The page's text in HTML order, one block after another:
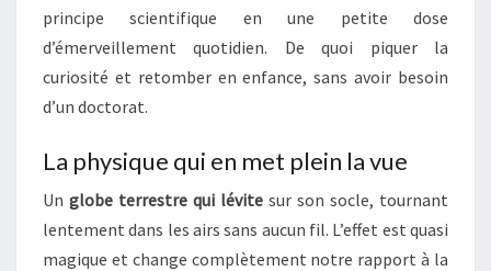
Q
U
T
M
U
L
principe scientifique en une petite dose
d’émerveillement quotidien. De quoi piquer la
curiosité et retomber en enfance, sans avoir besoin
d’un doctorat.
La physique qui en met plein la vue
Un globe terrestre qui lévite sur son socle, tournant
lentement dans les airs sans aucun fil. L’effet est quasi
magique et change complètement notre rapport à la